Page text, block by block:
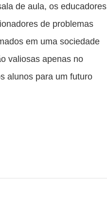
de aula, os educadores
de problemas
em uma sociedade
valiosas apenas no
alunos para um futuro